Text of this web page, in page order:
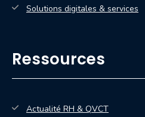
Solutions digitales & services
Ressources
Actualité RH & QVCT